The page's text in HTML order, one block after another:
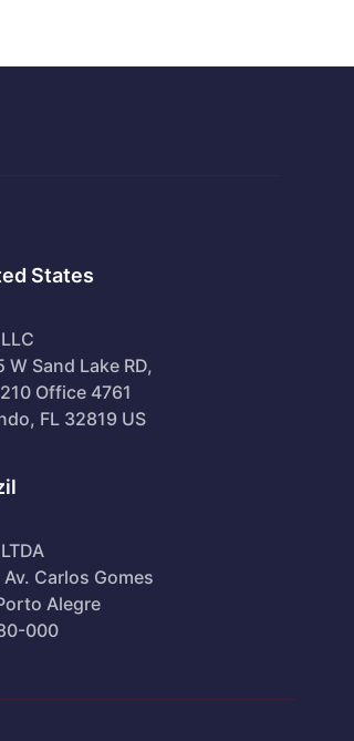
States
W Sand Lake RD,
Office 4761
FL 32819 US
Carlos Gomes
Alegre
000